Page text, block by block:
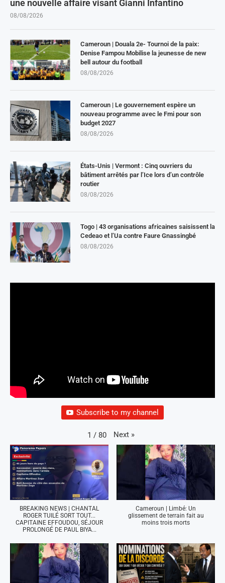
une nouvelle affaire visant Gianni Infantino
08/08/2026
Cameroun | Douala 2e- Tournoi de la paix:
Denise Fampou Mobilise la jeunesse de new
bell autour du football
08/08/2026
Cameroun | Le gouvernement espère un
nouveau programme avec le Fmi pour son
budget 2027
08/08/2026
États-Unis | Vermont : Cinq ouvriers du
bâtiment arrêtés par l’Ice lors d’un contrôle
routier
08/08/2026
Togo | 43 organisations africaines saisissent la
Cedeao et l’Ua contre Faure Gnassingbé
08/08/2026
Subscribe to my channel
1 / 80 Next »
BREAKING NEWS | CHANTAL
ROGER TUILÉ SORT TOUT...
CAPITAINE EFFOUDOU, SÉJOUR
PROLONGÉ DE PAUL BIYA...
Cameroun | Limbé: Un
glissement de terrain fait au
moins trois morts